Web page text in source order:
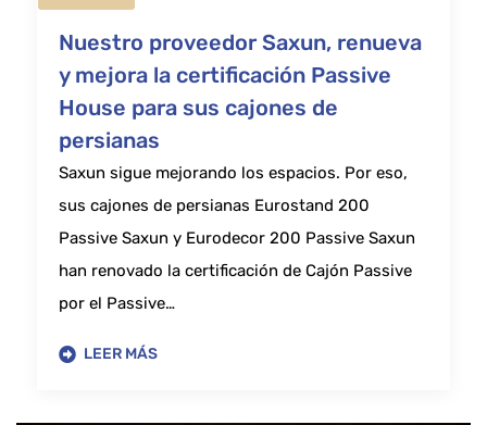
Nuestro proveedor Saxun, renueva
y mejora la certificación Passive
House para sus cajones de
persianas
Saxun sigue mejorando los espacios. Por eso,
sus cajones de persianas Eurostand 200
Passive Saxun y Eurodecor 200 Passive Saxun
han renovado la certificación de Cajón Passive
por el Passive…
LEER MÁS